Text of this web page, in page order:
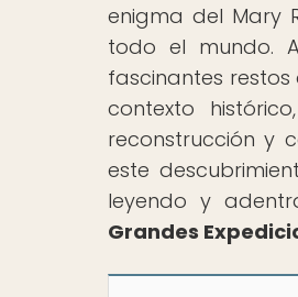
enigma del Mary
todo el mundo.
fascinantes restos
contexto
reconstrucción y
este
leyendo y
Grandes